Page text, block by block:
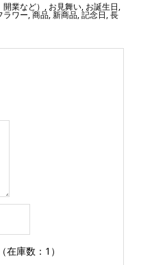
業など） , お見舞い, お誕生日,
ラワー,商品,新商品,記念日,長
在庫数：1）